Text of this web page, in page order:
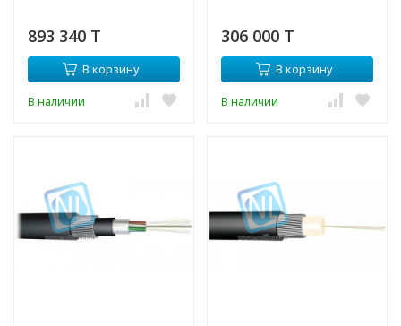
893 340 T
В корзину
В наличии
306 000 T
В корзину
В наличии